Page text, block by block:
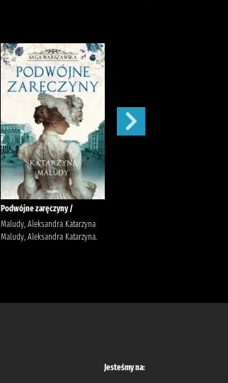
Podwójne zaręczyny /
Maludy, Aleksandra Katarzyna
Maludy, Aleksandra Katarzyna.
Jesteśmy na: